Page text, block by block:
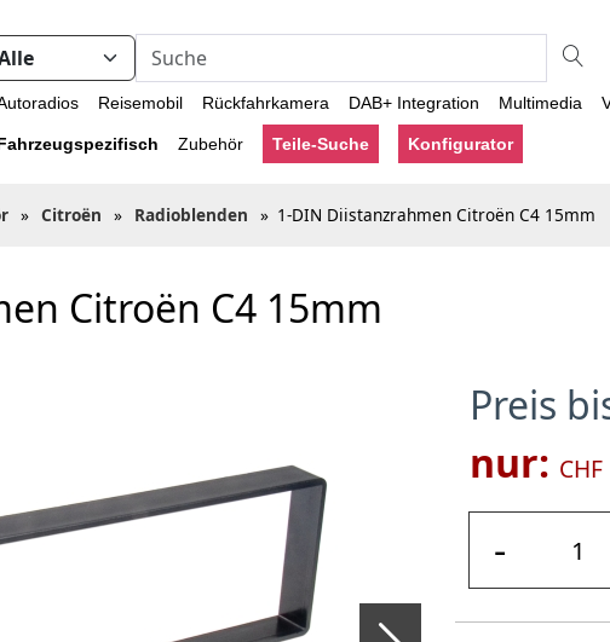
Reisemobil Rückfahrkamera DAB+ Integration Multimedia
Zubehör Teile-Suche Konfigurator
» Citroën » Radioblenden » 1-DIN Diistanzrahmen Citroën C4 15mm
Citroën C4 15mm
Preis
nur: CHF
-